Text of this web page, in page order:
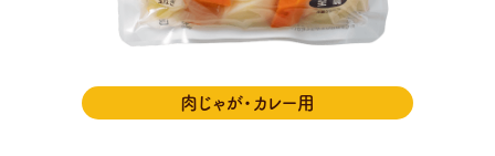
肉じゃが・カレー用